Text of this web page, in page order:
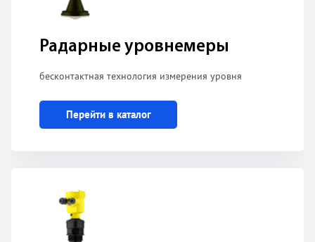
Радарные уровнемеры
бесконтактная технология измерения уровня
Перейти в каталог